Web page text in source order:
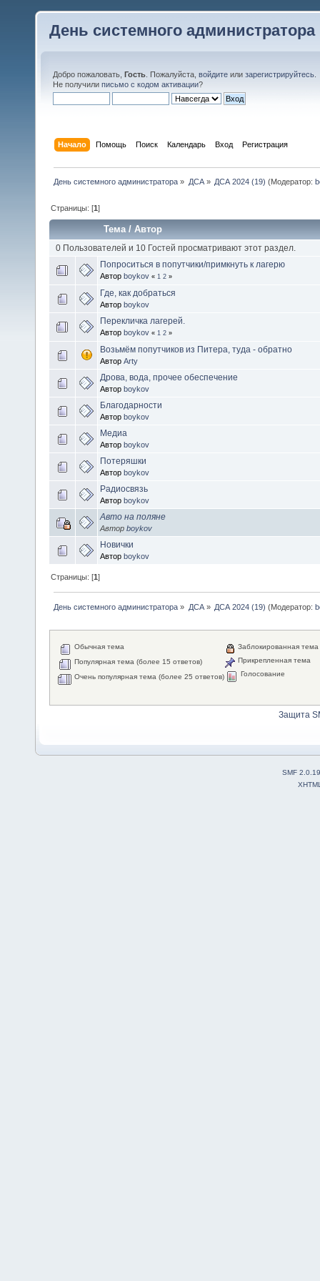
День системного администратора
Добро пожаловать, Гость . Пожалуйста, войдите или зарегистрируйтесь
Не получили письмо с кодом активации?
Начало Помощь Поиск Календарь Вход Регистрация
День системного администратора » ДСА» ДСА 2024 (19) (Модератор:
Страницы: [1]
Тема/Автор
0 Пользователей и 10 Гостей просматривают этот раздел.
Попроситься в попутчики/примкнуть к лагерю
Автор boykov « 1 2 »
Где, как добраться
Автор boykov
Перекличка лагерей.
Автор boykov « 1 2 »
Возьмём попутчиков из Питера, туда - обратно
Автор Arty
Дрова, вода, прочее обеспечение
Автор boykov
Благодарности
Автор boykov
Медиа
Автор boykov
Потеряшки
Автор boykov
Радиосвязь
Автор boykov
Авто на поляне
Автор boykov
Новички
Автор boykov
Страницы: [1]
День системного администратора » ДСА» ДСА 2024 (19) (Модератор:
Обычная тема
Популярная тема (более 15 ответов)
Очень популярная тема (более 25 ответов)
Заблокированная тема
Прикрепленная тема
Голосование
Защита
SMF 2.0.19